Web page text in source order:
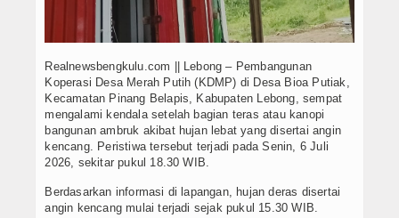
Realnewsbengkulu.com || Lebong – Pembangunan
Koperasi Desa Merah Putih (KDMP) di Desa Bioa Putiak,
Kecamatan Pinang Belapis, Kabupaten Lebong, sempat
mengalami kendala setelah bagian teras atau kanopi
bangunan ambruk akibat hujan lebat yang disertai angin
kencang. Peristiwa tersebut terjadi pada Senin, 6 Juli
2026, sekitar pukul 18.30 WIB.
Berdasarkan informasi di lapangan, hujan deras disertai
angin kencang mulai terjadi sejak pukul 15.30 WIB.